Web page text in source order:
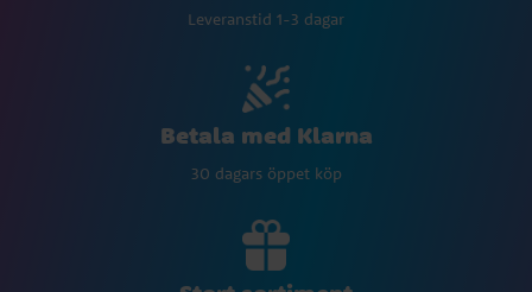
Leveranstid 1-3 dagar
Betala med Klarna
30 dagars öppet köp